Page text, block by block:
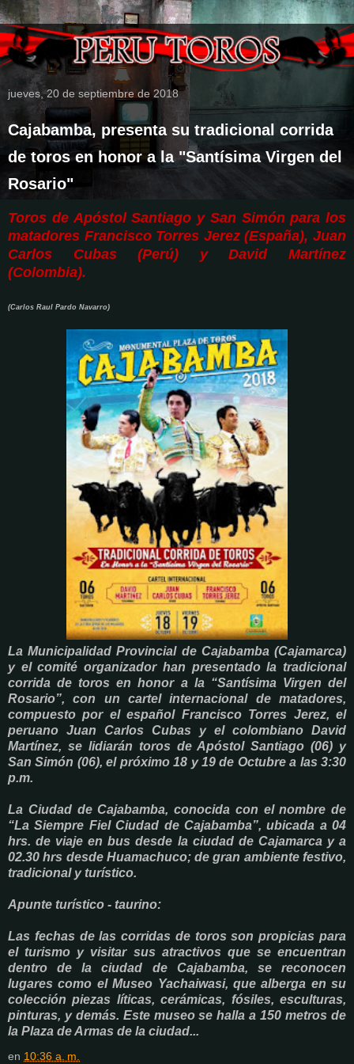
jueves, 20 de septiembre de 2018
Cajabamba, presenta su tradicional corrida
de toros en honor a la "Santísima Virgen del
Rosario"
Toros de Apóstol Santiago y San Simón para los
matadores Francisco Torres Jerez (España), Juan
Carlos Cubas (Perú) y David Martínez
(Colombia).
(Carlos Raul Pardo Navarro)
La Municipalidad Provincial de Cajabamba (Cajamarca)
y el comité organizador han presentado la tradicional
corrida de toros en honor a la “Santísima Virgen del
Rosario”, con un cartel internacional de matadores,
compuesto por el español Francisco Torres Jerez, el
peruano Juan Carlos Cubas y el colombiano David
Martínez, se lidiarán toros de Apóstol Santiago (06) y
San Simón (06), el próximo 18 y 19 de Octubre a las 3:30
p.m.
La Ciudad de Cajabamba, conocida con el nombre de
“La Siempre Fiel Ciudad de Cajabamba”, ubicada a 04
hrs. de viaje en bus desde la ciudad de Cajamarca y a
02.30 hrs desde Huamachuco; de gran ambiente festivo,
tradicional y turístico.
Apunte turístico - taurino:
Las fechas de las corridas de toros son propicias para
el turismo y visitar sus atractivos que se encuentran
dentro de la ciudad de Cajabamba, se reconocen
lugares como el Museo Yachaiwasi, que alberga en su
colección piezas líticas, cerámicas, fósiles, esculturas,
pinturas, y demás. Este museo se halla a 150 metros de
la Plaza de Armas de la ciudad...
en 10:36 a. m.